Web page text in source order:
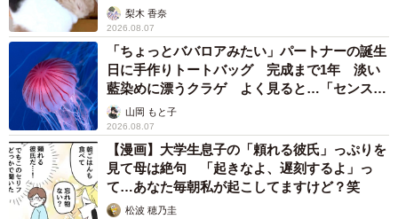
梨木 香奈
2026.08.07
「ちょっとババロアみたい」パートナーの誕生
日に手作りトートバッグ 完成まで1年 淡い
藍染めに漂うクラゲ よく見ると…「センスす
ごい」山岡 もと子
2026.08.07
【漫画】大学生息子の「頼れる彼氏」っぷりを
見て母は絶句 「起きなよ、遅刻するよ」っ
て…あなた毎朝私が起こしてますけど？笑
松波 穂乃圭